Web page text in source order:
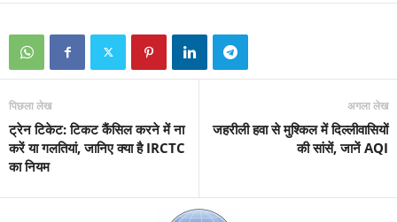
पिछला लेख
ट्रेन टिकेट: टिकट कैंसिल करने में ना
करें या गलतियां, जानिए क्या है IRCTC
का नियम
अगला लेख
जहरीली हवा से मुश्किल में दिल्लीवासियों
की सांसें, जानें AQI